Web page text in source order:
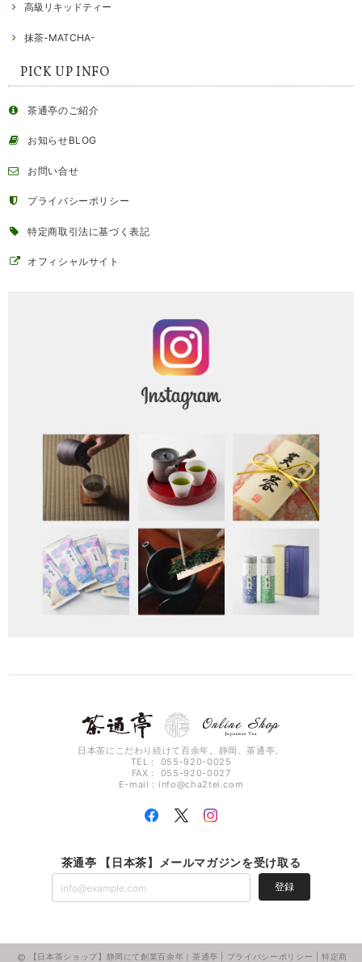
高級リキッドティー
抹茶-MATCHA-
PICK UP INFO
茶通亭のご紹介
お知らせBLOG
お問い合せ
プライバシーポリシー
特定商取引法に基づく表記
オフィシャルサイト
日本茶にこだわり続けて百余年。静岡、茶通亭。
TEL： 055-920-0025
FAX： 055-920-0027
E-mail： info@cha2tei.com
茶通亭 【日本茶】メールマガジンを受け取る
登録
【日本茶ショップ】静岡にて創業百余年｜茶通亭 | プライバシーポリシー |特定商